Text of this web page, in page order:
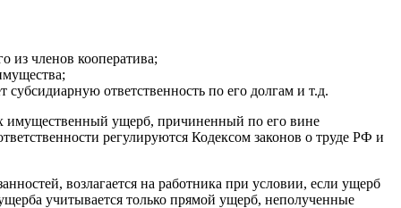
из членов кооператива;
субсидиарную ответственность по его долгам и т.д.
имущественный ущерб, причиненный по его вине
регулируются Кодексом законов о труде РФ и
возлагается на работника при условии, если ущерб
учитывается только прямой ущерб, неполученные